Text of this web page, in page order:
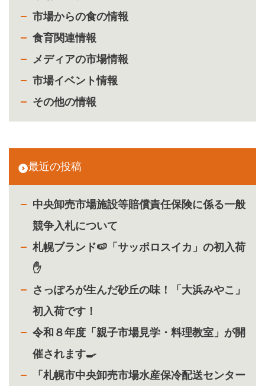
市場からの食の情報
食育関連情報
メディアの市場情報
市場イベント情報
その他の情報
最近の投稿
中央卸売市場施設等賠償責任保険に係る一般
競争入札について
札幌ブランド🍉「サッポロスイカ」の初入荷
✋
さっぽろが生んだ砂丘の味！「大浜みやこ」
初入荷です！
令和８年度「親子市場見学・料理教室」が開
催されます🍳
「札幌市中央卸売市場水産保冷配送センター